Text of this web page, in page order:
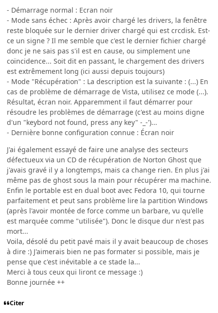
- Démarrage normal : Ecran noir
- Mode sans échec : Après avoir chargé les drivers, la fenêtre
reste bloquée sur le dernier driver chargé qui est crcdisk. Est-
ce un signe ? Il me semble que c'est le dernier fichier chargé
donc je ne sais pas s'il est en cause, ou simplement une
coïncidence... Soit dit en passant, le chargement des drivers
est extrêmement long (ici aussi depuis toujours)
- Mode "Récupération" : La description est la suivante : (...) En
cas de problème de démarrage de Vista, utilisez ce mode (...).
Résultat, écran noir. Apparemment il faut démarrer pour
résoudre les problèmes de démarrage (c'est au moins digne
d'un "keybord not found, press any key" -_-')...
- Dernière bonne configuration connue : Écran noir
J'ai également essayé de faire une analyse des secteurs
défectueux via un CD de récupération de Norton Ghost que
j'avais gravé il y a longtemps, mais ca change rien. En plus j'ai
même pas de ghost sous la main pour récupérer ma machine.
Enfin le portable est en dual boot avec Fedora 10, qui tourne
parfaitement et peut sans problème lire la partition Windows
(après l'avoir montée de force comme un barbare, vu qu'elle
est marquée comme "utilisée"). Donc le disque dur n'est pas
mort...
Voila, désolé du petit pavé mais il y avait beaucoup de choses
à dire :) J'aimerais bien ne pas formater si possible, mais je
pense que c'est inévitable a ce stade la...
Merci à tous ceux qui liront ce message :)
Bonne journée ++
Citer